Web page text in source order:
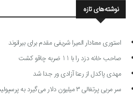
نوشته‌های تازه
استوری معنادار المیرا شریفی مقدم برای بیرانوند
صاحب خانه دزد را با 11 ضربه چاقو کشت
مهدی پاکدل از رعنا آزادی ور جدا شد
سر مربی پرتغالی ۳ میلیون دلار می‌گیرد به پرسپولیس می‌آید